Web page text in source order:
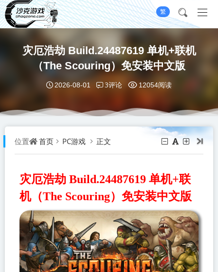
繁
灾厄浩劫 Build.24487619 单机+联机
（The Scouring）免安装中文版
2026-08-01 3评论 12054阅读
位置 首页 PC游戏 正文
灾厄浩劫 Build.24487619 单机+联
机（The Scouring）免安装中文版